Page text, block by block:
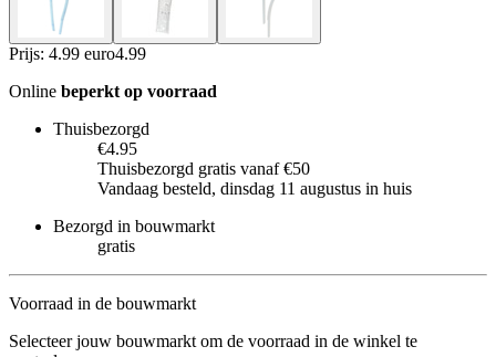
Prijs: 4.99 euro4.99
Online beperkt op voorraad
Thuisbezorgd
€4.95
Thuisbezorgd gratis vanaf €50
Vandaag besteld, dinsdag 11 augustus in huis
Bezorgd in bouwmarkt
gratis
Voorraad in de bouwmarkt
Selecteer jouw bouwmarkt om de voorraad in de winkel te